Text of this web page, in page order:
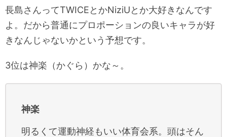
長島さんってTWICEとかNiziUとか大好きなんです
よ。だから普通にプロポーションの良いキャラが好
きなんじゃないかという予想です。
3位は神楽（かぐら）かな～。
神楽
明るくて運動神経もいい体育会系。頭はそん